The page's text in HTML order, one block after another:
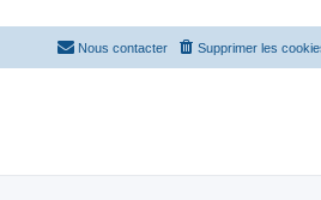
Supprimer les
Nous contacter